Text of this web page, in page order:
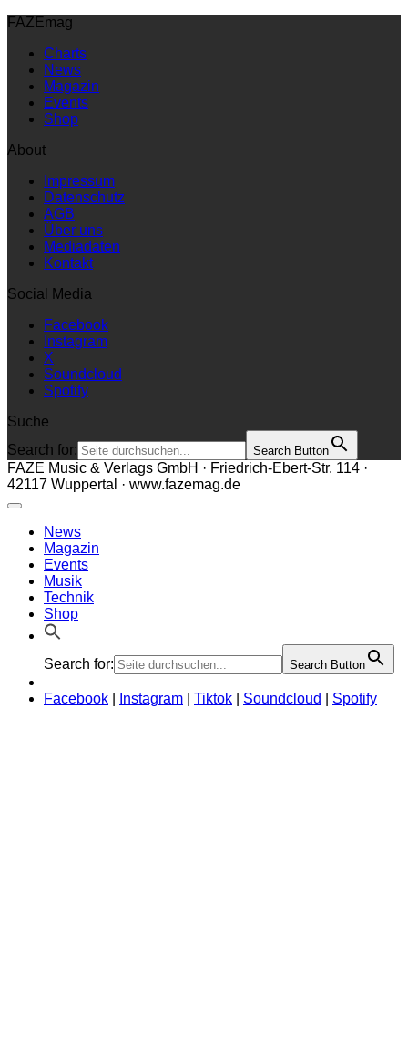
FAZEmag
Charts
News
Magazin
Events
Shop
About
Impressum
Datenschutz
AGB
Über uns
Mediadaten
Kontakt
Social Media
Facebook
Instagram
X
Soundcloud
Spotify
Suche
Search for:
Search Button
FAZE Music & Verlags GmbH · Friedrich-Ebert-Str. 114 ·
42117 Wuppertal · www.fazemag.de
News
Magazin
Events
Musik
Technik
Shop
Search for: Search Button
Facebook Instagram Tiktok Soundcloud Spotify